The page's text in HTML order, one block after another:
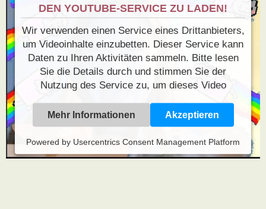
DEN YOUTUBE-SERVICE ZU LADEN!
Wir verwenden einen Service eines Drittanbieters,
um Videoinhalte einzubetten. Dieser Service kann
Daten zu Ihren Aktivitäten sammeln. Bitte lesen
Sie die Details durch und stimmen Sie der
Nutzung des Service zu, um dieses Video
Mehr Informationen Akzeptieren
Powered by Usercentrics Consent Management Platform